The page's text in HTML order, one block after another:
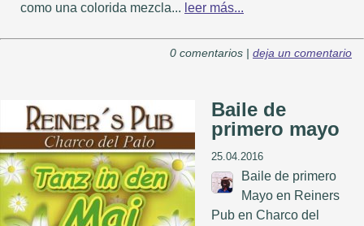
como una colorida mezcla... leer más...
0 comentarios | deja un comentario
Baile de
primero mayo
25.04.2016
Baile de primero
Mayo en Reiners
Pub en Charco del